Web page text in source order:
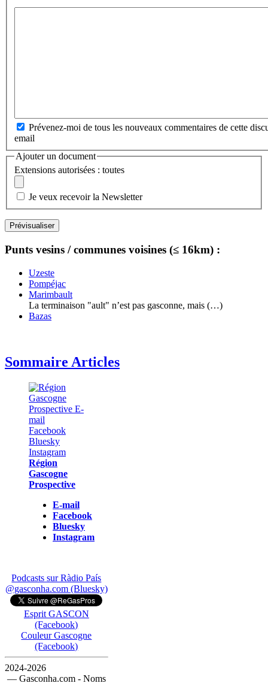
Prévenez-moi de tous les nouveaux commentaires de cette
email
Ajouter un document
Extensions autorisées : toutes
Je veux recevoir la Newsletter
Punts vesins / communes voisines (≤ 16km) :
Uzeste
Pompéjac
Marimbault
La terminaison "ault" n’est pas gasconne, mais (…)
Bazas
Sommaire Articles
Région
Gascogne
Prospective
E-mail
Facebook
Bluesky
Instagram
Podcasts sur Ràdio País
@gasconha.com (Bluesky)
Esprit GASCON
(Facebook)
Couleur Gascogne
(Facebook)
2024-2026
— Gasconha.com - Noms